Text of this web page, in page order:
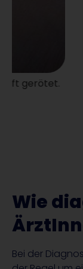
Die
Wie
Bei der